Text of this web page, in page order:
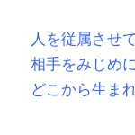
人を従属させて
相手をみじめ
どこから生ま